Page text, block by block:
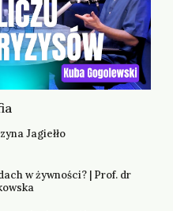
Jagiełło
w żywności? | Prof. dr